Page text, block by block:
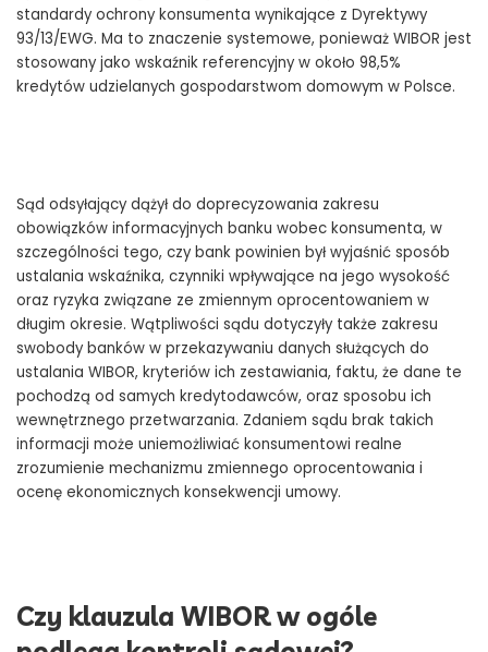
standardy ochrony konsumenta wynikające z Dyrektywy
93/13/EWG. Ma to znaczenie systemowe, ponieważ WIBOR jest
stosowany jako wskaźnik referencyjny w około 98,5%
kredytów udzielanych gospodarstwom domowym w Polsce.
Sąd odsyłający dążył do doprecyzowania zakresu
obowiązków informacyjnych banku wobec konsumenta, w
szczególności tego, czy bank powinien był wyjaśnić sposób
ustalania wskaźnika, czynniki wpływające na jego wysokość
oraz ryzyka związane ze zmiennym oprocentowaniem w
długim okresie. Wątpliwości sądu dotyczyły także zakresu
swobody banków w przekazywaniu danych służących do
ustalania WIBOR, kryteriów ich zestawiania, faktu, że dane te
pochodzą od samych kredytodawców, oraz sposobu ich
wewnętrznego przetwarzania. Zdaniem sądu brak takich
informacji może uniemożliwiać konsumentowi realne
zrozumienie mechanizmu zmiennego oprocentowania i
ocenę ekonomicznych konsekwencji umowy.
Czy klauzula WIBOR w ogóle